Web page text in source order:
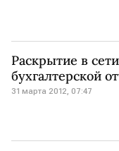
Раскрытие в
бухгалтерской
31 марта 2012, 07:47